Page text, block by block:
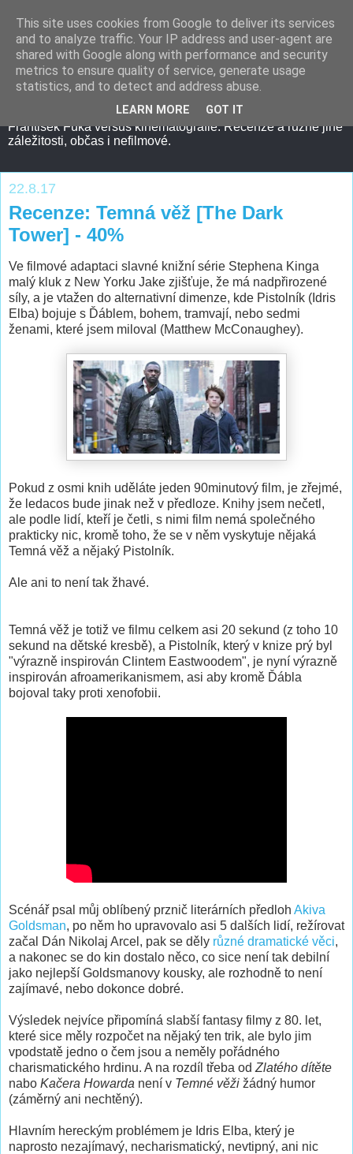
František Fuka versus kinematografie. Recenze a různé jiné
záležitosti, občas i nefilmové.
22.8.17
Recenze: Temná věž [The Dark
Tower] - 40%
Ve filmové adaptaci slavné knižní série Stephena Kinga
malý kluk z New Yorku Jake zjišťuje, že má nadpřirozené
síly, a je vtažen do alternativní dimenze, kde Pistolník (Idris
Elba) bojuje s Ďáblem, bohem, tramvají, nebo sedmi
ženami, které jsem miloval (Matthew McConaughey).
Pokud z osmi knih uděláte jeden 90minutový film, je zřejmé,
že ledacos bude jinak než v předloze. Knihy jsem nečetl,
ale podle lidí, kteří je četli, s nimi film nemá společného
prakticky nic, kromě toho, že se v něm vyskytuje nějaká
Temná věž a nějaký Pistolník.
Ale ani to není tak žhavé.
Temná věž je totiž ve filmu celkem asi 20 sekund (z toho 10
sekund na dětské kresbě), a Pistolník, který v knize prý byl
"výrazně inspirován Clintem Eastwoodem", je nyní výrazně
inspirován afroamerikanismem, asi aby kromě Ďábla
bojoval taky proti xenofobii.
Scénář psal můj oblíbený prznič literárních předloh Akiva
Goldsman, po něm ho upravovalo asi 5 dalších lidí, režírovat
začal Dán Nikolaj Arcel, pak se děly různé dramatické věci,
a nakonec se do kin dostalo něco, co sice není tak debilní
jako nejlepší Goldsmanovy kousky, ale rozhodně to není
zajímavé, nebo dokonce dobré.
Výsledek nejvíce připomíná slabší fantasy filmy z 80. let,
které sice měly rozpočet na nějaký ten trik, ale bylo jim
vpodstatě jedno o čem jsou a neměly pořádného
charismatického hrdinu. A na rozdíl třeba od Zlatého dítěte
nabo Kačera Howarda není v Temné věži žádný humor
(záměrný ani nechtěný).
Hlavním hereckým problémem je Idris Elba, který je
naprosto nezajímavý, necharismatický, nevtipný, ani nic
This site uses cookies from Google to deliver its services
and to analyze traffic. Your IP address and user-agent are
shared with Google along with performance and security
metrics to ensure quality of service, generate usage
statistics, and to detect and address abuse.
LEARN MORE GOT IT